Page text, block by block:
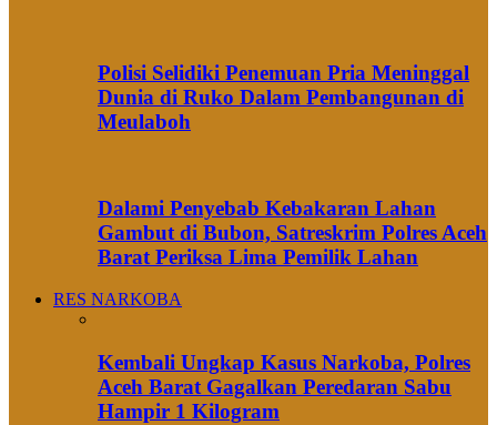
Polisi Selidiki Penemuan Pria Meninggal
Dunia di Ruko Dalam Pembangunan di
Meulaboh
Dalami Penyebab Kebakaran Lahan
Gambut di Bubon, Satreskrim Polres Aceh
Barat Periksa Lima Pemilik Lahan
RES NARKOBA
Kembali Ungkap Kasus Narkoba, Polres
Aceh Barat Gagalkan Peredaran Sabu
Hampir 1 Kilogram